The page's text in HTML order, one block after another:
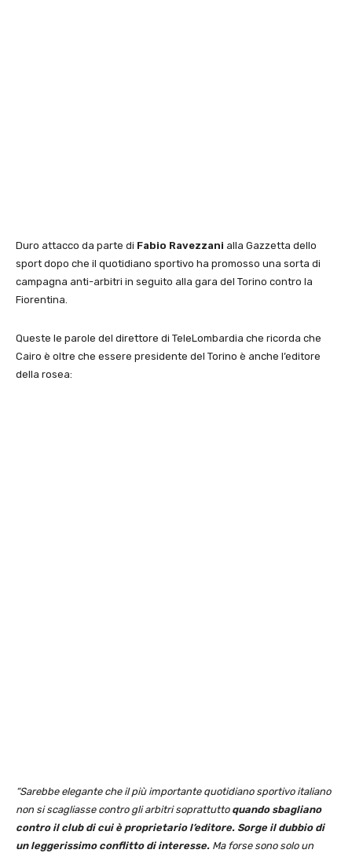
Duro attacco da parte di Fabio Ravezzani alla Gazzetta dello
sport dopo che il quotidiano sportivo ha promosso una sorta di
campagna anti-arbitri in seguito alla gara del Torino contro la
Fiorentina.
Queste le parole del direttore di TeleLombardia che ricorda che
Cairo è oltre che essere presidente del Torino è anche l’editore
della rosea:
“Sarebbe elegante che il più importante quotidiano sportivo italiano
non si scagliasse contro gli arbitri soprattutto quando sbagliano
contro il club di cui è proprietario l’editore. Sorge il dubbio di
un leggerissimo conflitto di interesse. Ma forse sono solo un